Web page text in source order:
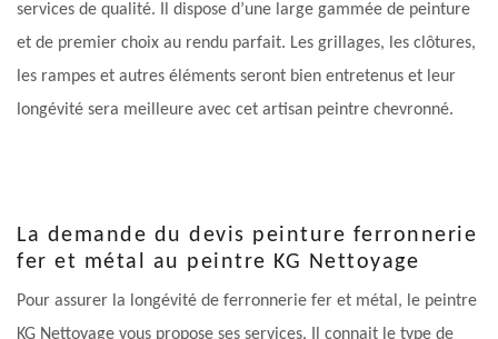
services de qualité. Il dispose d’une large gammée de peinture
et de premier choix au rendu parfait. Les grillages, les clôtures,
les rampes et autres éléments seront bien entretenus et leur
longévité sera meilleure avec cet artisan peintre chevronné.
La demande du devis peinture ferronnerie
fer et métal au peintre KG Nettoyage
Pour assurer la longévité de ferronnerie fer et métal, le peintre
KG Nettoyage vous propose ses services. Il connait le type de